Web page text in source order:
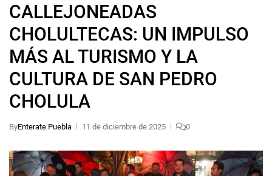
CALLEJONEADAS
CHOLULTECAS: UN IMPULSO
MÁS AL TURISMO Y LA
CULTURA DE SAN PEDRO
CHOLULA
ByEnterate Puebla 11 de diciembre de 2025 0